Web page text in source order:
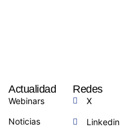
Actualidad
Webinars
Noticias
Redes
X
Linkedin